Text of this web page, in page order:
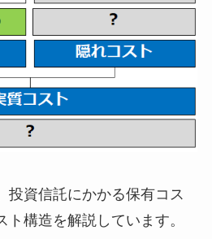
投資信託にかかる保有コス
ト構造を解説しています。